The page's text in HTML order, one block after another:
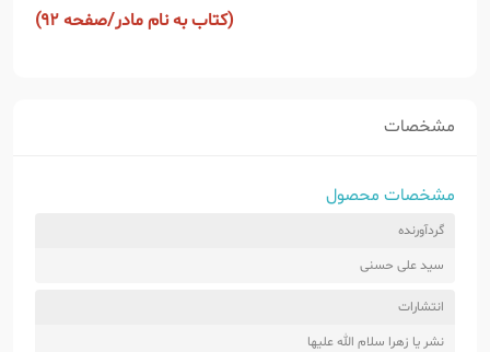
(کتاب به نام مادر/صفحه 92)
مشخصات
مشخصات محصول
گردآورنده
سید علی حسنی
انتشارات
نشر یا زهرا سلام الله علیها